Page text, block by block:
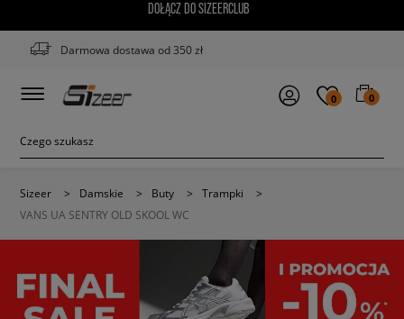
DOŁĄCZ DO SIZEERCLUB
Darmowa dostawa od 350 zł
0 0
Sizeer > Damskie > Buty > Trampki
>
VANS UA SENTRY OLD SKOOL WC